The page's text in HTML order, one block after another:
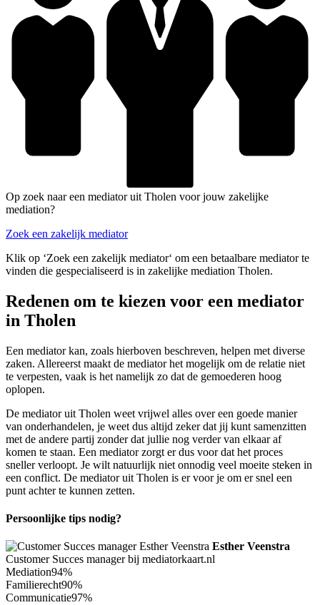
Op zoek naar een mediator uit Tholen voor jouw zakelijke
mediation?
Zoek een zakelijk mediator
Klik op ‘Zoek een zakelijk mediator‘ om een betaalbare mediator te
vinden die gespecialiseerd is in zakelijke mediation Tholen.
Redenen om te kiezen voor een mediator
in Tholen
Een mediator kan, zoals hierboven beschreven, helpen met diverse
zaken. Allereerst maakt de mediator het mogelijk om de relatie niet
te verpesten, vaak is het namelijk zo dat de gemoederen hoog
oplopen.
De mediator uit Tholen weet vrijwel alles over een goede manier
van onderhandelen, je weet dus altijd zeker dat jij kunt samenzitten
met de andere partij zonder dat jullie nog verder van elkaar af
komen te staan. Een mediator zorgt er dus voor dat het proces
sneller verloopt. Je wilt natuurlijk niet onnodig veel moeite steken in
een conflict. De mediator uit Tholen is er voor je om er snel een
punt achter te kunnen zetten.
Persoonlijke tips nodig?
Esther Veenstra
Customer Succes manager bij mediatorkaart.nl
Mediation94%
Familierecht90%
Communicatie97%